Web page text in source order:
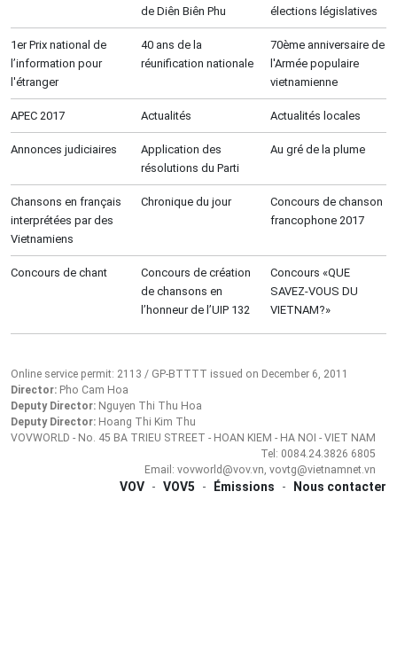
de Diên Biên Phu élections législatives
1er Prix national de
l’information pour
l'étranger
40 ans de la
réunification nationale
70ème anniversaire de
l'Armée populaire
vietnamienne
APEC 2017 Actualités Actualités locales
Annonces judiciaires
Application des
résolutions du Parti
Au gré de la plume
Chansons en français
interprétées par des
Vietnamiens
Chronique du jour
Concours de chanson
francophone 2017
Concours de chant
Concours de création
de chansons en
l’honneur de l’UIP 132
Concours «QUE
SAVEZ-VOUS DU
VIETNAM?»
Online service permit: 2113 / GP-BTTTT issued on December 6, 2011
Director: Pho Cam Hoa
Deputy Director: Nguyen Thi Thu Hoa
Deputy Director: Hoang Thi Kim Thu
VOVWORLD - No. 45 BA TRIEU STREET - HOAN KIEM - HA NOI - VIET NAM
Tel: 0084.24.3826 6805
Email: vovworld@vov.vn, vovtg@vietnamnet.vn
VOV - VOV5 - Émissions - Nous contacter